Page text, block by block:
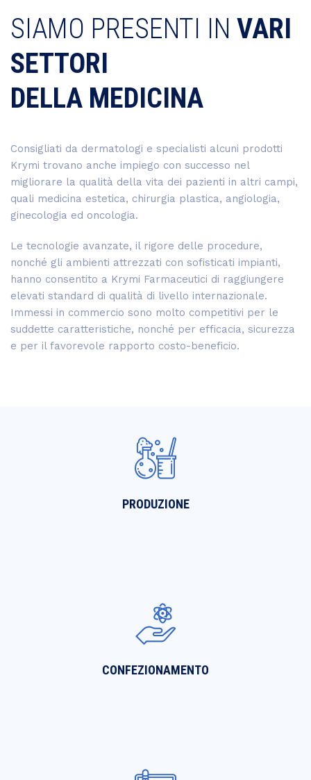
SIAMO PRESENTI IN VARI
SETTORI
DELLA MEDICINA
Consigliati da dermatologi e specialisti alcuni prodotti
Krymi trovano anche impiego con successo nel
migliorare la qualità della vita dei pazienti in altri campi,
quali medicina estetica, chirurgia plastica, angiologia,
ginecologia ed oncologia.
Le tecnologie avanzate, il rigore delle procedure,
nonché gli ambienti attrezzati con sofisticati impianti,
hanno consentito a Krymi Farmaceutici di raggiungere
elevati standard di qualità di livello internazionale.
Immessi in commercio sono molto competitivi per le
suddette caratteristiche, nonché per efficacia, sicurezza
e per il favorevole rapporto costo-beneficio.
PRODUZIONE
CONFEZIONAMENTO